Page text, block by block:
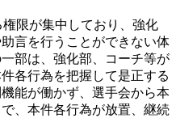
限が集中しており、強化
言を行うことができない体
部は、強化部、コーチ等が
各行為を把握して是正する
能が働かず、選手会から本
、本件各行為が放置、継続